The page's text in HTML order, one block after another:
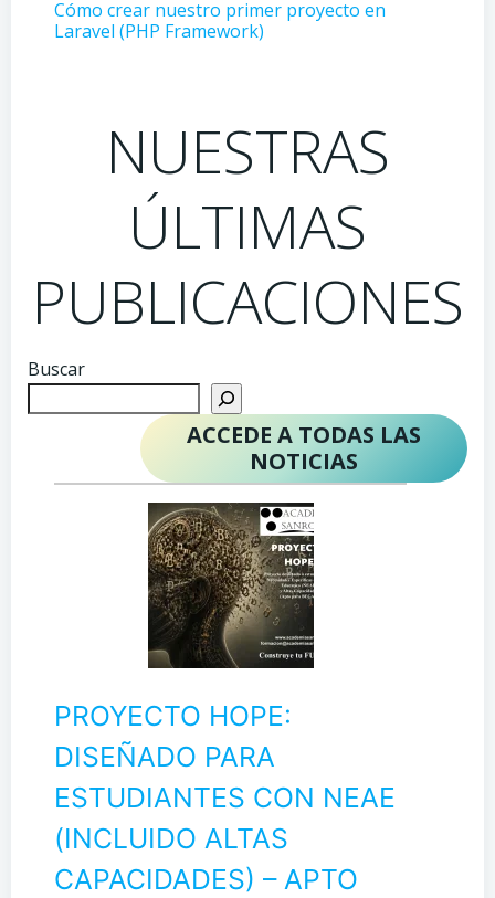
Cómo crear nuestro primer proyecto en
Laravel (PHP Framework)
NUESTRAS
ÚLTIMAS
PUBLICACIONES
Buscar
ACCEDE A TODAS LAS
NOTICIAS
PROYECTO HOPE:
DISEÑADO PARA
ESTUDIANTES CON NEAE
(INCLUIDO ALTAS
CAPACIDADES) – APTO